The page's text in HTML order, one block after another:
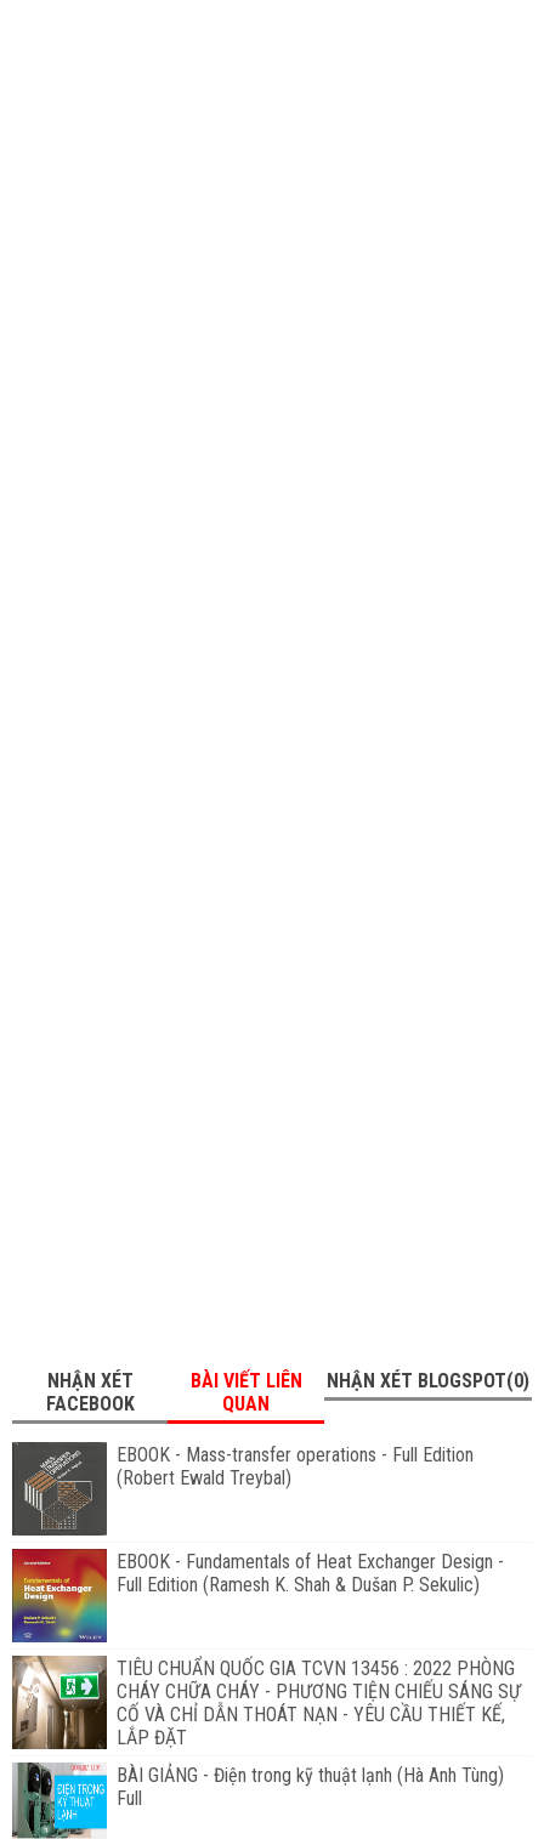
NHẬN XÉT
FACEBOOK
BÀI VIẾT LIÊN
QUAN
NHẬN XÉT BLOGSPOT(0)
EBOOK - Mass-transfer operations - Full Edition
(Robert Ewald Treybal)
EBOOK - Fundamentals of Heat Exchanger Design -
Full Edition (Ramesh K. Shah & Dušan P. Sekulic)
TIÊU CHUẨN QUỐC GIA TCVN 13456 : 2022 PHÒNG
CHÁY CHỮA CHÁY - PHƯƠNG TIỆN CHIẾU SÁNG SỰ
CỐ VÀ CHỈ DẪN THOÁT NẠN - YÊU CẦU THIẾT KẾ,
LẮP ĐẶT
BÀI GIẢNG - Điện trong kỹ thuật lạnh (Hà Anh Tùng)
Full